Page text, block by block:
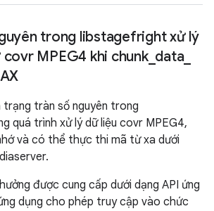
trong libstagefright xử lý
MPEG4 khi chunk_ data_
tràn số nguyên trong
quá trình xử lý dữ liệu covr MPEG4,
và có thể thực thi mã từ xa dưới
được cung cấp dưới dạng API ứng
dụng cho phép truy cập vào chức